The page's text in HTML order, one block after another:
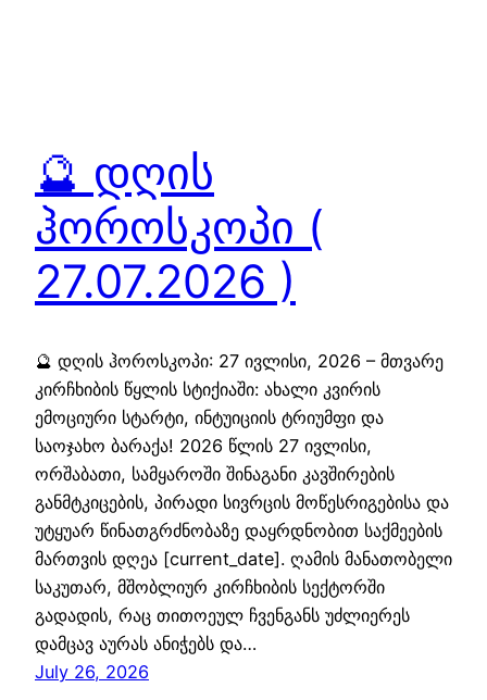
🔮 დღის
ჰოროსკოპი (
27.07.2026 )
🔮 დღის ჰოროსკოპი: 27 ივლისი, 2026 – მთვარე
კირჩხიბის წყლის სტიქიაში: ახალი კვირის
ემოციური სტარტი, ინტუიციის ტრიუმფი და
საოჯახო ბარაქა! 2026 წლის 27 ივლისი,
ორშაბათი, სამყაროში შინაგანი კავშირების
განმტკიცების, პირადი სივრცის მოწესრიგებისა და
უტყუარ წინათგრძნობაზე დაყრდნობით საქმეების
მართვის დღეა [current_date]. ღამის მანათობელი
საკუთარ, მშობლიურ კირჩხიბის სექტორში
გადადის, რაც თითოეულ ჩვენგანს უძლიერეს
დამცავ აურას ანიჭებს და…
July 26, 2026